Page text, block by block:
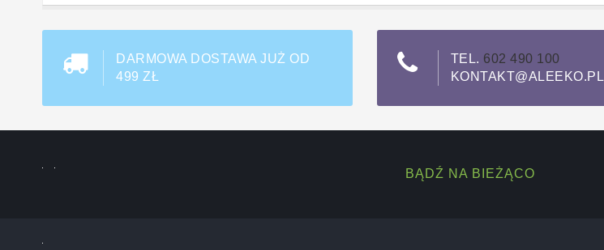
DARMOWA DOSTAWA JUŻ OD
499 ZŁ
TEL. 602 490 100
KONTAKT@ALEEKO.PL
BĄDŹ NA BIEŻĄCO